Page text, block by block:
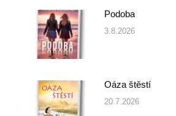
Podoba
3.8.2026
Oáza štěstí
20.7.2026